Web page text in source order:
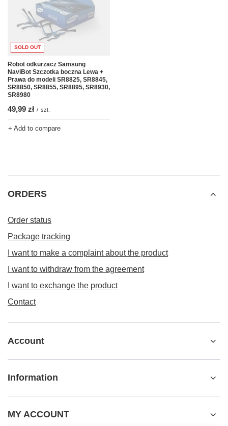
SOLD OUT
Robot odkurzacz Samsung
NaviBot Szczotka boczna Lewa +
Prawa do modeli SR8825, SR8845,
SR8850, SR8855, SR8895, SR8930,
SR8980
49,99 zł / szt.
+ Add to compare
ORDERS
Order status
Package tracking
I want to make a complaint about the product
I want to withdraw from the agreement
I want to exchange the product
Contact
Account
Information
MY ACCOUNT